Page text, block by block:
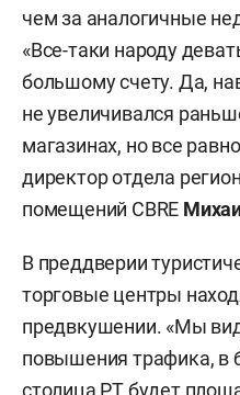
чем за аналогичные
«Все-таки народу
большому счету. Да,
не увеличивался
магазинах, но все
директор отдела
помещений CBRE
В преддверии
торговые центры
предвкушении. «Мы
повышения трафика,